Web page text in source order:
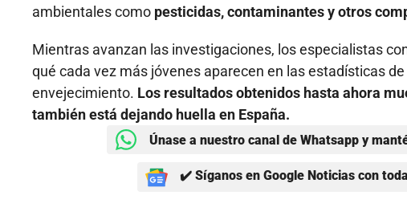
ambientales como pesticidas, contaminantes y otros
Mientras avanzan las investigaciones, los especialistas
qué cada vez más jóvenes aparecen en las estadísticas
envejecimiento. Los resultados obtenidos hasta ahora
también está dejando huella en España.
Únase a nuestro canal de Whatsapp y
✔️ Síganos en Google Noticias con